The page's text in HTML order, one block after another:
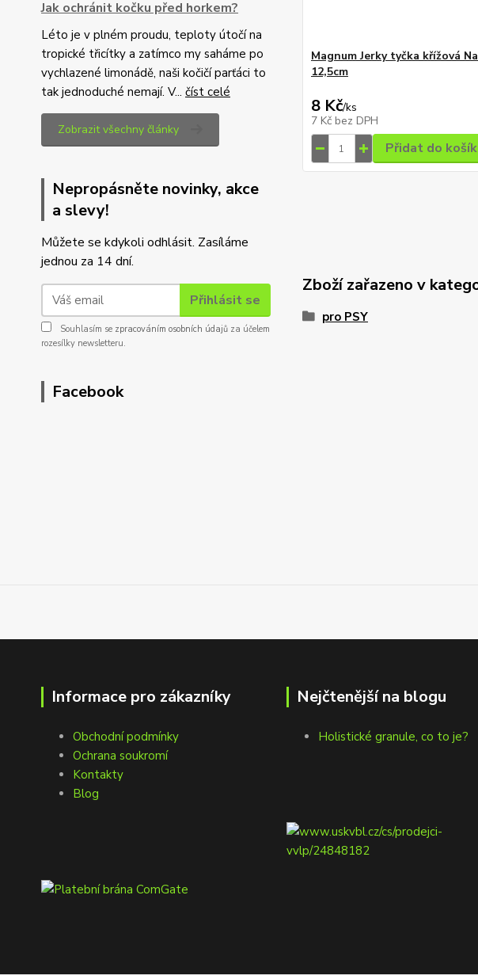
Jak ochránit kočku před horkem?
Léto je v plném proudu, teploty útočí na
tropické třicítky a zatímco my saháme po
vychlazené limonádě, naši kočičí parťáci to
tak jednoduché nemají. V... číst celé
Zobrazit všechny články
Nepropásněte novinky, akce
a slevy!
Můžete se kdykoli odhlásit. Zasíláme
jednou za 14 dní.
Přihlásit se
Souhlasím se zpracováním osobních údajů za účelem
rozesílky newsletteru.
Facebook
Magnum Jerky tyčka křížová
12,5cm
8 Kč/ks
7 Kč bez DPH
Přidat do
Zboží zařazeno v
pro PSY
Informace pro zákazníky
Obchodní podmínky
Ochrana soukromí
Kontakty
Blog
Nejčtenější na blogu
Holistické granule, co to je?